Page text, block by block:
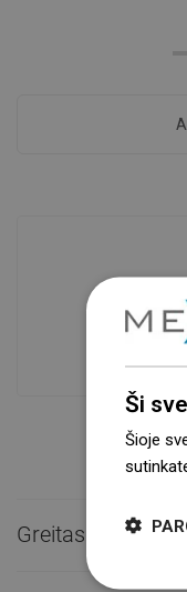
Mūsų
Greitas kontaktas
Ši
Šioje